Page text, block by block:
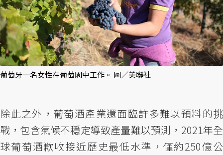
葡萄牙一名女性在葡萄園中工作。 圖／美聯社
除此之外，葡萄酒產業還面臨許多難以預料的挑
戰，包含氣候不穩定導致產量難以預測，2021年全
球葡萄酒歉收接近歷史最低水準，僅約250億公